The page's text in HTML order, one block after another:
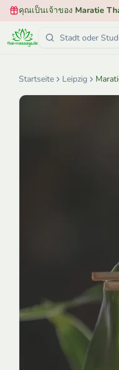
คุณเป็นเจ้าของ Maratie
Startseite Leipzig